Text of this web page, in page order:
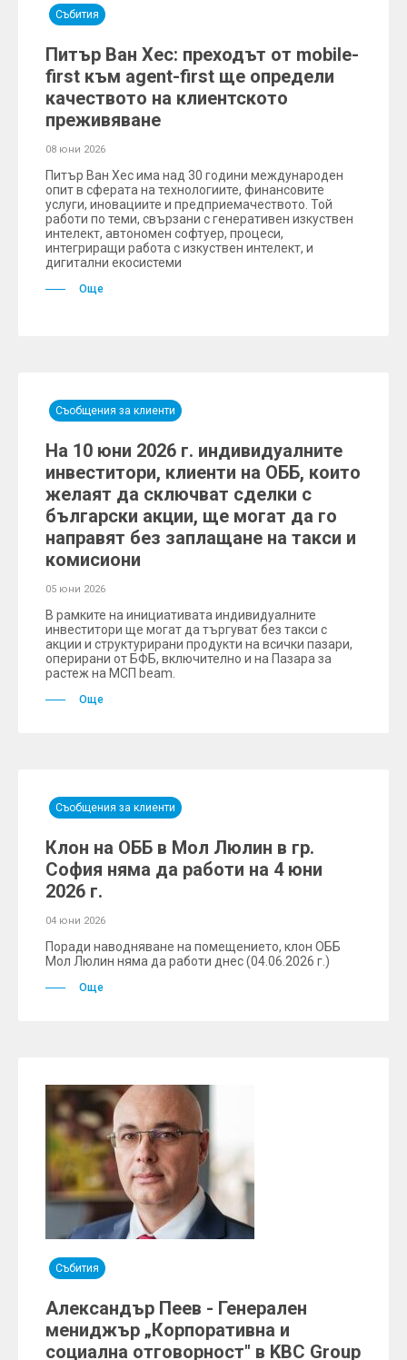
Събития
Питър Ван Хес: преходът от mobile-
first към agent-first ще определи
качеството на клиентското
преживяване
08 юни 2026
Питър Ван Хес има над 30 години международен
опит в сферата на технологиите, финансовите
услуги, иновациите и предприемачеството. Той
работи по теми, свързани с генеративен изкуствен
интелект, автономен софтуер, процеси,
интегриращи работа с изкуствен интелект, и
дигитални екосистеми
Още
Съобщения за клиенти
На 10 юни 2026 г. индивидуалните
инвеститори, клиенти на ОББ, които
желаят да сключват сделки с
български акции, ще могат да го
направят без заплащане на такси и
комисиони
05 юни 2026
В рамките на инициативата индивидуалните
инвеститори ще могат да търгуват без такси с
акции и структурирани продукти на всички пазари,
оперирани от БФБ, включително и на Пазара за
растеж на МСП beam.
Още
Съобщения за клиенти
Клон на ОББ в Мол Люлин в гр.
София няма да работи на 4 юни
2026 г.
04 юни 2026
Поради наводняване на помещението, клон ОББ
Мол Люлин няма да работи днес (04.06.2026 г.)
Още
Събития
Александър Пеев - Генерален
мениджър „Корпоративна и
социална отговорност" в KBC Group